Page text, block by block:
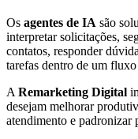
Os agentes de IA são
interpretar solicitações,
contatos, responder
tarefas dentro de um
A Remarketing Digital
desejam melhorar
atendimento e padronizar